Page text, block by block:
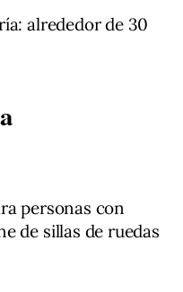
alrededor de 30
personas con
de sillas de ruedas